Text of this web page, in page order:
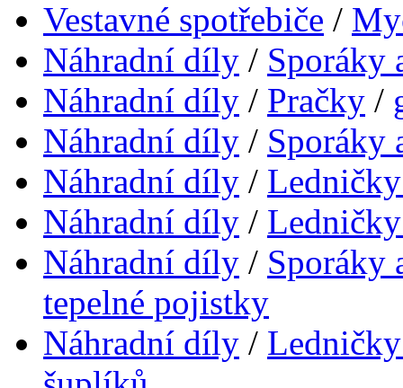
Vestavné spotřebiče /
Náhradní díly / Sporáky
Náhradní díly / Pračky /
Náhradní díly / Sporáky
Náhradní díly /
Náhradní díly /
Náhradní díly / Sporáky
tepelné pojistky
Náhradní díly /